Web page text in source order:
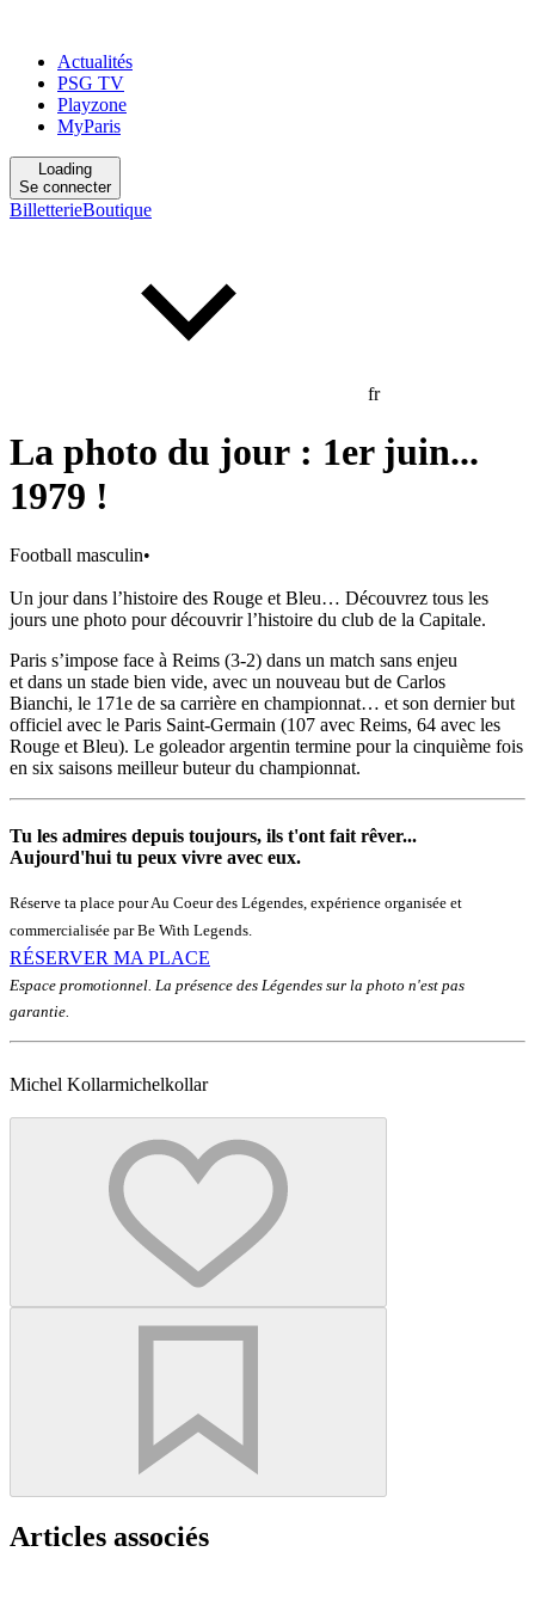
Actualités
PSG TV
Playzone
MyParis
Loading
Se connecter
BilletterieBoutique
fr
La photo du jour : 1er juin...
1979 !
Football masculin•
Un jour dans l’histoire des Rouge et Bleu… Découvrez tous les
jours une photo pour découvrir l’histoire du club de la Capitale.
Paris s’impose face à Reims (3-2) dans un match sans enjeu
et dans un stade bien vide, avec un nouveau but de Carlos
Bianchi, le 171e de sa carrière en championnat… et son dernier but
officiel avec le Paris Saint-Germain (107 avec Reims, 64 avec les
Rouge et Bleu). Le goleador argentin termine pour la cinquième fois
en six saisons meilleur buteur du championnat.
Tu les admires depuis toujours, ils t'ont fait rêver...
Aujourd'hui tu peux vivre avec eux.
Réserve ta place pour Au Coeur des Légendes, expérience organisée et
commercialisée par Be With Legends.
RÉSERVER MA PLACE
Espace promotionnel. La présence des Légendes sur la photo n'est pas
garantie.
Michel Kollarmichelkollar
Articles associés